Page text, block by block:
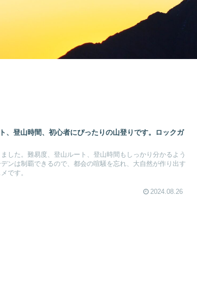
、登山時間、初心者にぴったりの山登りです。ロックガ
した。難易度、登山ルート、登山時間もしっかり分かるよう
ンは制覇できるので、都会の喧騒を忘れ、大自然が作り出す
です。
2024.08.26